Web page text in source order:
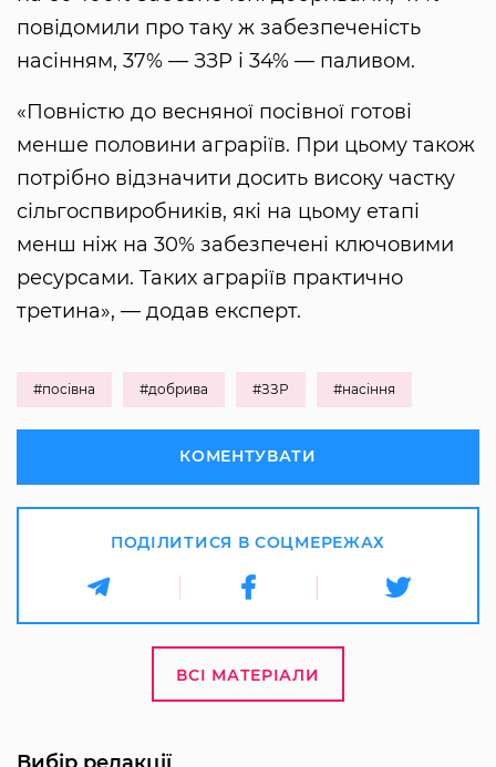
повідомили про таку ж забезпеченість
насінням, 37% — ЗЗР і 34% — паливом.
«Повністю до весняної посівної готові
менше половини аграріїв. При цьому також
потрібно відзначити досить високу частку
сільгоспвиробників, які на цьому етапі
менш ніж на 30% забезпечені ключовими
ресурсами. Таких аграріїв практично
третина», — додав експерт.
#посівна #добрива #ЗЗР #насіння
КОМЕНТУВАТИ
ПОДІЛИТИСЯ В СОЦМЕРЕЖАХ
ВСІ МАТЕРІАЛИ